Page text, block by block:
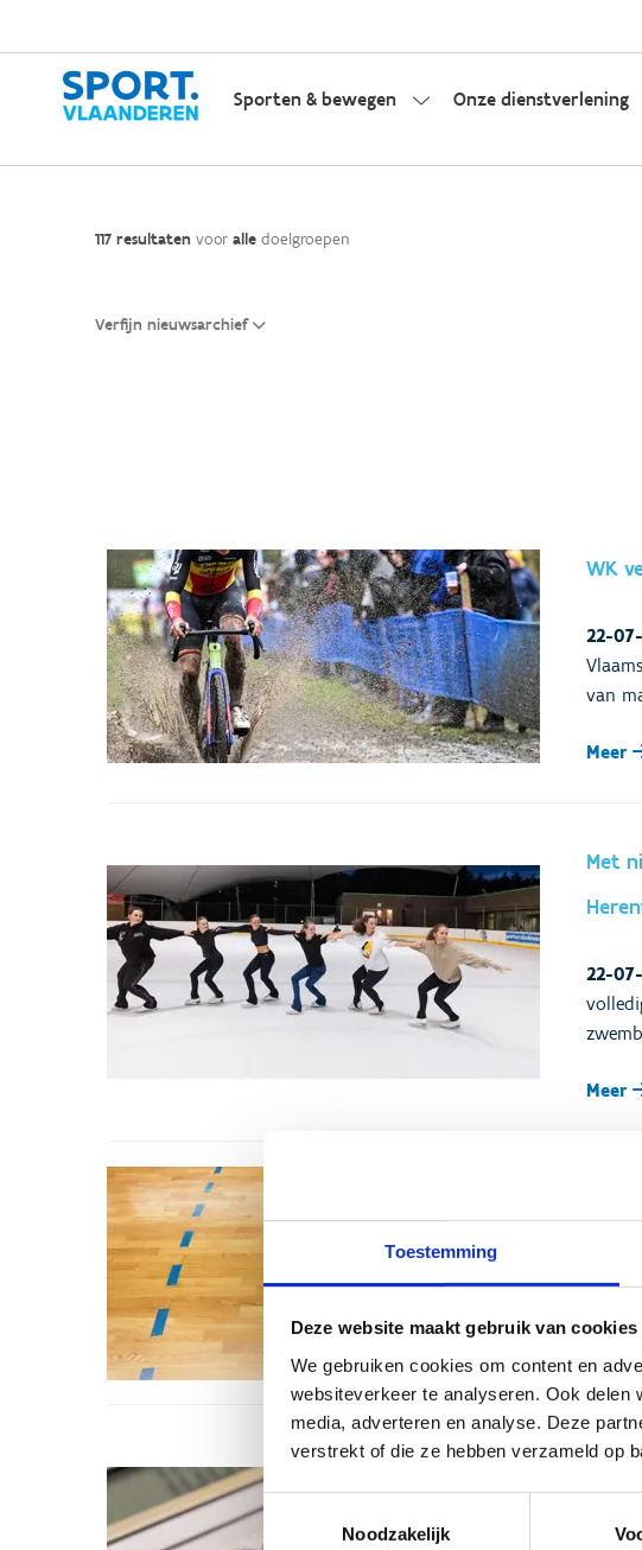
Toestemming
Deze website maakt gebruik van cookies
We gebruiken cookies om content en
websiteverkeer te analyseren. Ook
media, adverteren en analyse. Deze
verstrekt of die ze hebben verzameld op
Toestemmingsselectie
Noodzakelijk
Sporten & bewegen Onze dienstverlening
117 resultaten voor alle doelgroepen
Verfijn nieuwsarchief
WK
22-
van
Meer
Met
22-
Meer
5
Meer